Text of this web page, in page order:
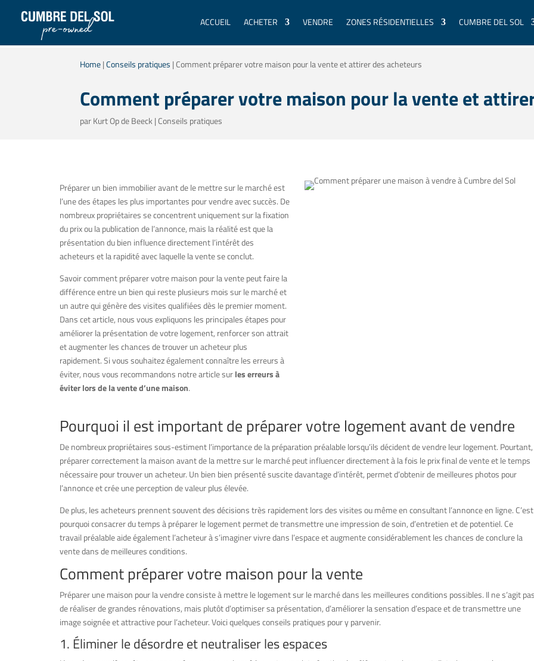
ACCUEIL ACHETER VENDRE ZONES RÉSIDENTIELLES CUMBRE DEL SOL
Home|Conseils pratiques | Comment préparer votre maison pour la vente et attirer des acheteurs
Comment préparer votre maison pour la vente et
parKurt Op de Beeck | Conseils pratiques
Préparer un bien immobilier avant de le mettre sur le marché est
l’une des étapes les plus importantes pour vendre avec succès. De
nombreux propriétaires se concentrent uniquement sur la fixation
du prix ou la publication de l’annonce, mais la réalité est que la
présentation du bien influence directement l’intérêt des
acheteurs et la rapidité avec laquelle la vente se conclut.
Savoir comment préparer votre maison pour la vente peut faire la
différence entre un bien qui reste plusieurs mois sur le marché et
un autre qui génère des visites qualifiées dès le premier moment.
Dans cet article, nous vous expliquons les principales étapes pour
améliorer la présentation de votre logement, renforcer son attrait
et augmenter les chances de trouver un acheteur plus
rapidement. Si vous souhaitez également connaître les erreurs à
éviter, nous vous recommandons notre article surles erreurs à
éviter lors de la vente d’une maison.
Pourquoi il est important de préparer votre logement avant de vendre
De nombreux propriétaires sous-estiment l’importance de la préparation préalable lorsqu’ils décident de vendre leur logement. Pourtant,
préparer correctement la maison avant de la mettre sur le marché peut influencer directement à la fois le prix final de vente et le temps
nécessaire pour trouver un acheteur. Un bien bien présenté suscite davantage d’intérêt, permet d’obtenir de meilleures photos pour
l’annonce et crée une perception de valeur plus élevée.
De plus, les acheteurs prennent souvent des décisions très rapidement lors des visites ou même en consultant l’annonce en ligne. C’est
pourquoi consacrer du temps à préparer le logement permet de transmettre une impression de soin, d’entretien et de potentiel. Ce
travail préalable aide également l’acheteur à s’imaginer vivre dans l’espace et augmente considérablement les chances de conclure la
vente dans de meilleures conditions.
Comment préparer votre maison pour la vente
Préparer une maison pour la vendre consiste à mettre le logement sur le marché dans les meilleures conditions possibles. Il ne s’agit
de réaliser de grandes rénovations, mais plutôt d’optimiser sa présentation, d’améliorer la sensation d’espace et de transmettre une
image soignée et attractive pour l’acheteur. Voici quelques conseils pratiques pour y parvenir.
1. Éliminer le désordre et neutraliser les espaces